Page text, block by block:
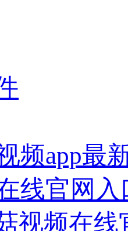
频app最
线官网入
视频在线